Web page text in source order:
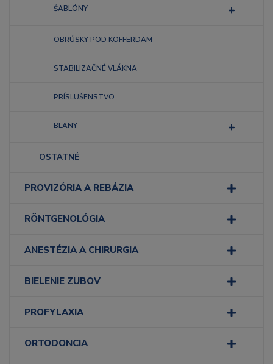
ŠABLÓNY
OBRÚSKY POD KOFFERDAM
STABILIZAČNÉ VLÁKNA
PRÍSLUŠENSTVO
BLANY
OSTATNÉ
PROVIZÓRIA A REBÁZIA
RÖNTGENOLÓGIA
ANESTÉZIA A CHIRURGIA
BIELENIE ZUBOV
PROFYLAXIA
ORTODONCIA